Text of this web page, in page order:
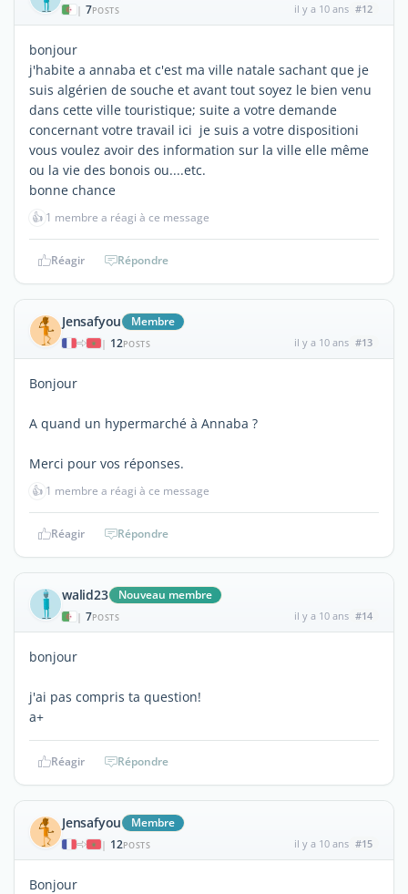
| 7POSTS il y a 10 ans #12
bonjour
j'habite a annaba et c'est ma ville natale sachant que je
suis algérien de souche et avant tout soyez le bien venu
dans cette ville touristique; suite a votre demande
concernant votre travail ici je suis a votre dispositioni
vous voulez avoir des information sur la ville elle même
ou la vie des bonois ou....etc.
bonne chance
👍 1 membre a réagi à ce message
Réagir Répondre
Jensafyou Membre
| 12POSTS il y a 10 ans #13
Bonjour
A quand un hypermarché à Annaba ?
Merci pour vos réponses.
👍 1 membre a réagi à ce message
Réagir Répondre
walid23 Nouveau membre
| 7POSTS il y a 10 ans #14
bonjour
j'ai pas compris ta question!
a+
Réagir Répondre
Jensafyou Membre
| 12POSTS il y a 10 ans #15
Bonjour